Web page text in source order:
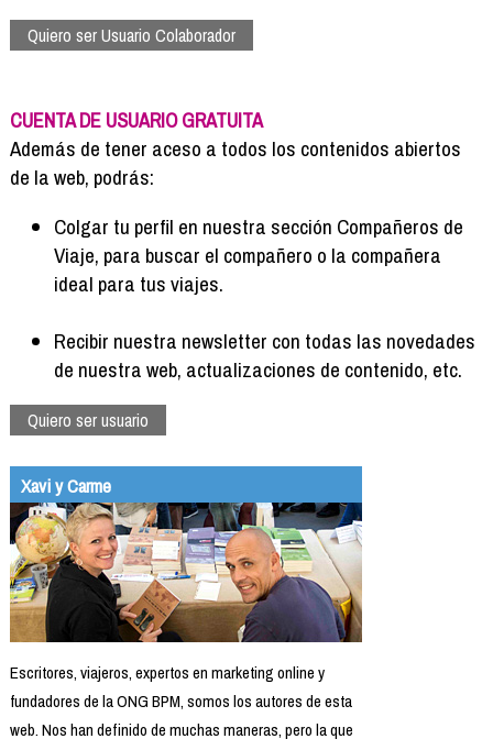
Quiero ser Usuario Colaborador
CUENTA DE USUARIO GRATUITA
Además de tener aceso a todos los contenidos abiertos
de la web, podrás:
Colgar tu perfil en nuestra sección Compañeros de
Viaje, para buscar el compañero o la compañera
ideal para tus viajes.
Recibir nuestra newsletter con todas las novedades
de nuestra web, actualizaciones de contenido, etc.
Quiero ser usuario
Xavi y Carme
Escritores, viajeros, expertos en marketing online y
fundadores de la ONG BPM, somos los autores de esta
web. Nos han definido de muchas maneras, pero la que